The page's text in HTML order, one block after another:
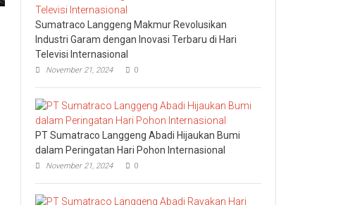
Sumatraco Langgeng Makmur Revolusikan
Industri Garam dengan Inovasi Terbaru di Hari
Televisi Internasional
November 21, 2024 0
PT Sumatraco Langgeng Abadi Hijaukan Bumi
dalam Peringatan Hari Pohon Internasional
November 21, 2024 0